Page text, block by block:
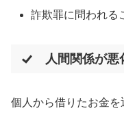
詐欺罪に問われる
人間関係が悪
個人から借りたお金